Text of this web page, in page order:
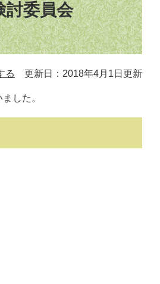
討委員会
る 更新日：2018年4月1日更新
した。